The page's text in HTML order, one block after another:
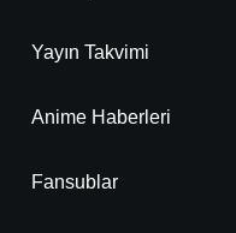
Yayın Takvimi
Anime Haberleri
Fansublar